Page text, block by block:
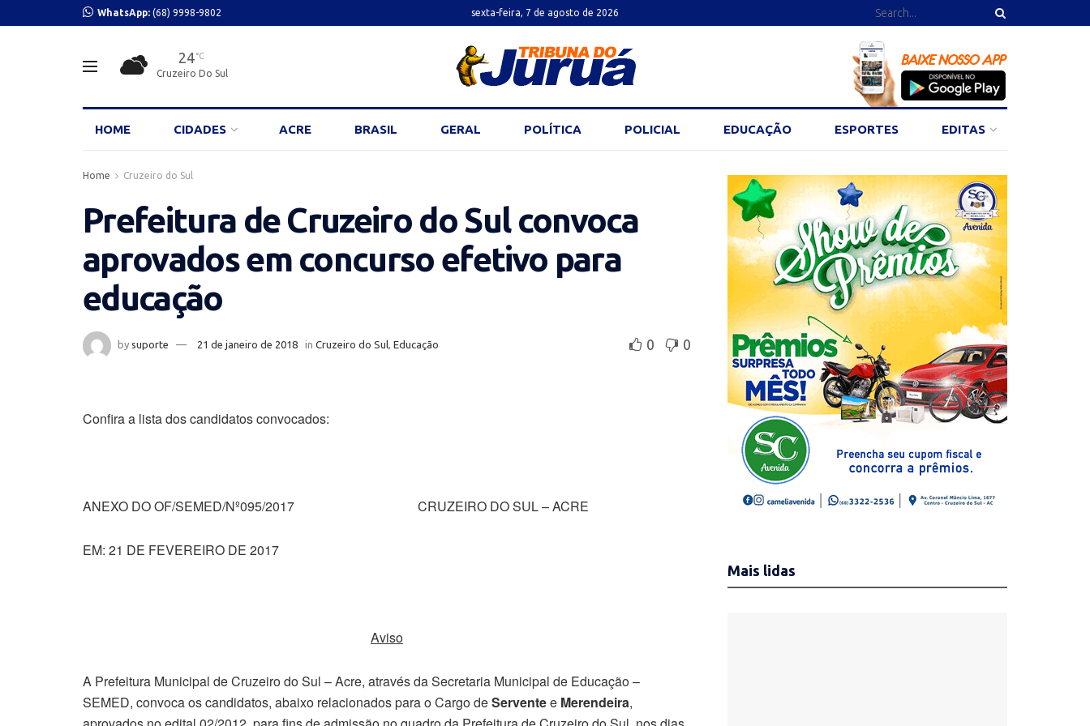
WhatsApp: (68) 9998-9802 sexta-feira, 7 de agosto de 2026
24 °C
Cruzeiro Do Sul
HOME CIDADES ACRE BRASIL GERAL POLÍTICA POLICIAL EDUCAÇÃO ESPORTES EDITAS
Home Cruzeiro do Sul
Prefeitura de Cruzeiro do Sul convoca
aprovados em concurso efetivo para
educação
by suporte 21 de janeiro de 2018 in Cruzeiro do Sul Educação 0 0
Confira a lista dos candidatos convocados:
ANEXO DO OF/SEMED/Nº095/2017 CRUZEIRO DO SUL – ACRE
EM: 21 DE FEVEREIRO DE 2017
Aviso
A Prefeitura Municipal de Cruzeiro do Sul – Acre, através da Secretaria Municipal de Educação –
SEMED, convoca os candidatos, abaixo relacionados para o Cargo deServentee Merendeira,
Mais lidas